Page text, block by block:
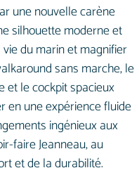
une nouvelle carène
silhouette moderne et
du marin et magnifier
sans marche, le
et le cockpit spacieux
en une expérience fluide
ingénieux aux
faire Jeanneau, au
et de la durabilité.